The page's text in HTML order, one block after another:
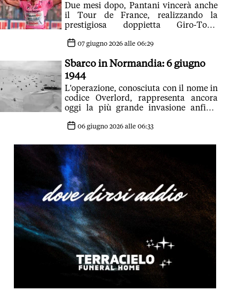
Due mesi dopo, Pantani vincerà anche
il Tour de France, realizzando la
prestigiosa doppietta Giro-Tour,
campioni
07 giugno 2026 alle 06:29
Sbarco in Normandia: 6 giugno
1944
L'operazione, conosciuta con il nome in
codice Overlord, rappresenta ancora
oggi la più grande invasione anfibia
06 giugno 2026 alle 06:33